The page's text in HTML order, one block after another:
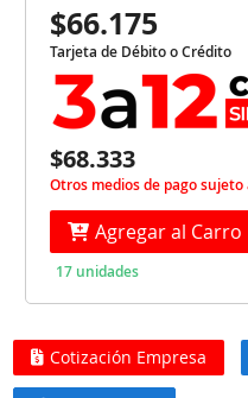
$66.175
Tarjeta de Débito o Crédito
$68.333
Otros medios de pago sujeto
Agregar al Carro
17 unidades
Cotización Empresa